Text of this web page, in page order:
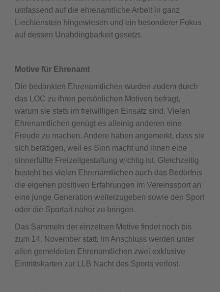
umfassend auf die ehrenamtliche Arbeit in ganz
Liechtenstein hingewiesen und ein besonderer Fokus
auf dessen Unabdingbarkeit gesetzt.
Motive für Ehrenamt
Die bedankten Ehrenamtlichen wurden zudem durch
das LOC zu ihren persönlichen Motiven befragt,
warum sie stets im freiwilligen Einsatz sind. Vielen
Ehrenamtlichen genügt es alleinig anderen eine
Freude zu machen. Andere haben angemerkt, dass sie
sich betätigen, weil es Sinn macht und ihnen eine
sinnerfüllte Freizeitgestaltung wichtig ist. Gleichzeitig
besteht bei vielen Ehrenamtlichen auch das Bedürfnis
die eigenen positiven Erfahrungen im Vereinssport an
eine junge Generation weiterzugeben sowie den Sport
oder die Sportart näher zu bringen.
Das Sammeln der einzelnen Motive findet noch bis
zum 14. November statt. Im Anschluss werden unter
allen gemeldeten Ehrenamtlichen zwei exklusive
Eintrittskarten zur LLB Nacht des Sports verlost.